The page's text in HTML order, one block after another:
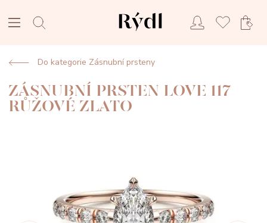
Do kategorie Zásnubní prsteny
ZÁSNUBNÍ PRSTEN LOVE 117
RŮŽOVÉ ZLATO